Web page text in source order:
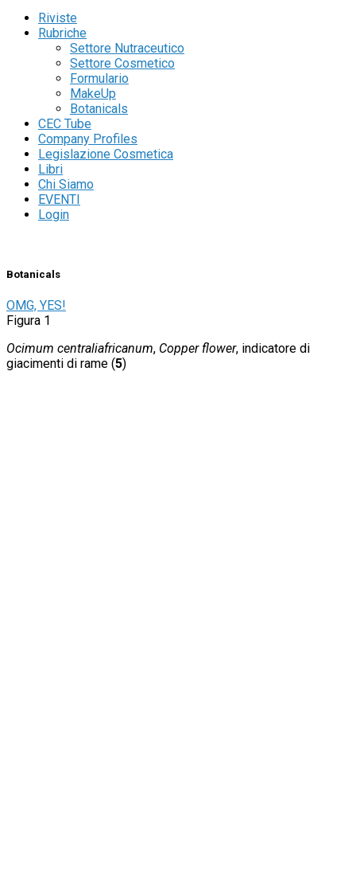
Riviste
Rubriche
Settore Nutraceutico
Settore Cosmetico
Formulario
MakeUp
Botanicals
CEC Tube
Company Profiles
Legislazione Cosmetica
Libri
Chi Siamo
EVENTI
Login
Botanicals
OMG, YES!
Figura 1
Ocimum centraliafricanum, Copper flower, indicatore di
giacimenti di rame (5)